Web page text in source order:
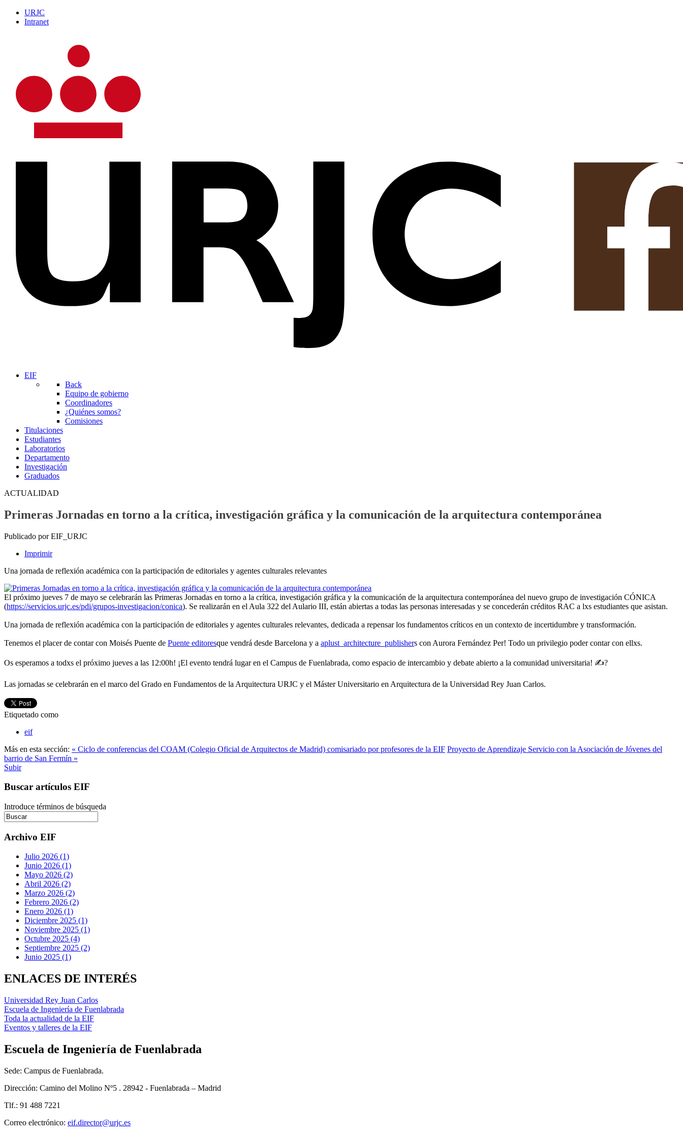
URJC
Intranet
EIF
Back
Equipo de gobierno
Coordinadores
¿Quiénes somos?
Comisiones
Titulaciones
Estudiantes
Laboratorios
Departamento
Investigación
Graduados
ACTUALIDAD
Primeras Jornadas en torno a la crítica, investigación gráfica y la comunicación de la arquitectura contemporánea
Publicado por EIF_URJC
Imprimir
Una jornada de reflexión académica con la participación de editoriales y agentes culturales relevantes
El próximo jueves 7 de mayo se celebrarán las Primeras Jornadas en torno a la crítica, investigación gráfica y la comunicación de la arquitectura contemporánea del nuevo grupo de investigación CÓNICA
(https://servicios.urjc.es/pdi/grupos-investigacion/conica). Se realizarán en el Aula 322 del Aulario III, están abiertas a todas las personas interesadas y se concederán créditos RAC a lxs estudiantes que asistan.
Una jornada de reflexión académica con la participación de editoriales y agentes culturales relevantes, dedicada a repensar los fundamentos críticos en un contexto de incertidumbre y transformación.
Tenemos el placer de contar con Moisés Puente de Puente editoresque vendrá desde Barcelona y a aplust_architecture_publishers con Aurora Fernández Per! Todo un privilegio poder contar con ellxs.
Os esperamos a todxs el próximo jueves a las 12:00h! ¡El evento tendrá lugar en el Campus de Fuenlabrada, como espacio de intercambio y debate abierto a la comunidad universitaria! ✍?
Las jornadas se celebrarán en el marco del Grado en Fundamentos de la Arquitectura URJC y el Máster Universitario en Arquitectura de la Universidad Rey Juan Carlos.
Etiquetado como
eif
Más en esta sección: « Ciclo de conferencias del COAM (Colegio Oficial de Arquitectos de Madrid) comisariado por profesores de la EIF Proyecto de Aprendizaje Servicio con la Asociación de Jóvenes del
barrio de San Fermín »
Subir
Buscar artículos EIF
Introduce términos de búsqueda
Archivo EIF
Julio 2026 (1)
Junio 2026 (1)
Mayo 2026 (2)
Abril 2026 (2)
Marzo 2026 (2)
Febrero 2026 (2)
Enero 2026 (1)
Diciembre 2025 (1)
Noviembre 2025 (1)
Octubre 2025 (4)
Septiembre 2025 (2)
Junio 2025 (1)
ENLACES DE INTERÉS
Universidad Rey Juan Carlos
Escuela de Ingeniería de Fuenlabrada
Toda la actualidad de la EIF
Eventos y talleres de la EIF
Escuela de Ingeniería de Fuenlabrada
Sede: Campus de Fuenlabrada.
Dirección: Camino del Molino Nº5 . 28942 - Fuenlabrada – Madrid
Tlf.: 91 488 7221
Correo electrónico: eif.director@urjc.es